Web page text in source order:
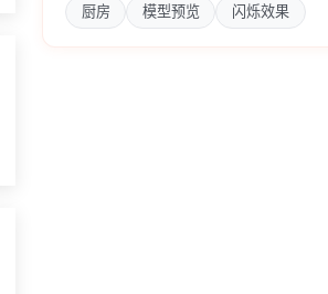
厨房
模型预览 闪烁效果